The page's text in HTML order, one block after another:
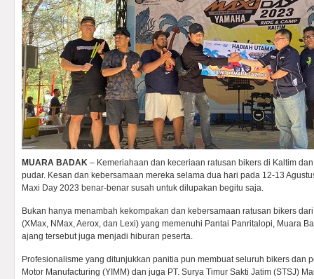
MUARA BADAK – Kemeriahaan dan keceriaan ratusan bikers di Kaltim
pudar. Kesan dan kebersamaan mereka selama dua hari pada 12-13
Maxi Day 2023 benar-benar susah untuk dilupakan begitu saja.
Bukan hanya menambah kekompakan dan kebersamaan ratusan bikers
(XMax, NMax, Aerox, dan Lexi) yang memenuhi Pantai Panritalopi, Muara
ajang tersebut juga menjadi hiburan peserta.
Profesionalisme yang ditunjukkan panitia pun membuat seluruh bikers dan
Motor Manufacturing (YIMM) dan juga PT. Surya Timur Sakti Jatim (STSJ)